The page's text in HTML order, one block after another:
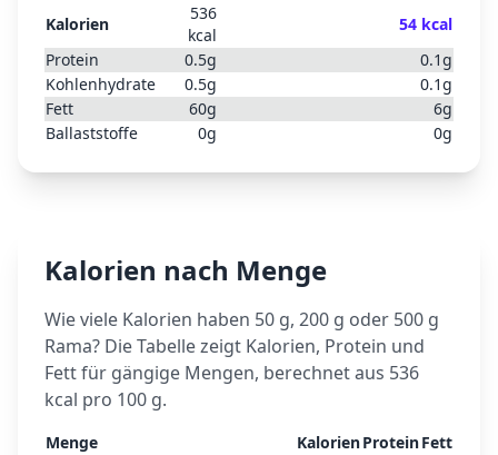
Kalorien
536
kcal
54 kcal
Protein
0.5g 0.1g
Kohlenhydrate
0.5g 0.1g
Fett
60g 6g
Ballaststoffe
0g 0g
Kalorien nach Menge
Wie viele Kalorien haben 50 g, 200 g oder 500 g
Rama? Die Tabelle zeigt Kalorien, Protein und
Fett für gängige Mengen, berechnet aus 536
kcal pro 100 g.
Menge KalorienProteinFett